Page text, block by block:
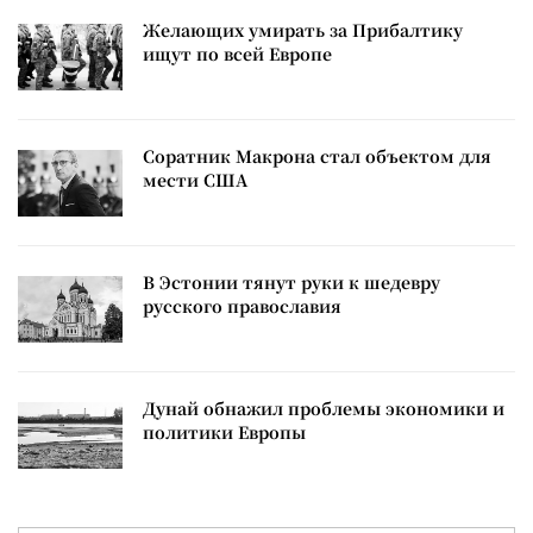
Желающих умирать за Прибалтику
ищут по всей Европе
Соратник Макрона стал объектом для
мести США
В Эстонии тянут руки к шедевру
русского православия
Дунай обнажил проблемы экономики и
политики Европы